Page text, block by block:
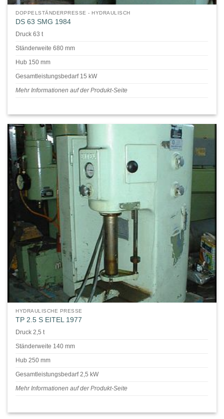
DOPPELSTÄNDERPRESSE - HYDRAULISCH
DS 63 SMG 1984
Druck 63 t
Ständerweite 680 mm
Hub 150 mm
Gesamtleistungsbedarf 15 kW
Mehr Informationen auf der Produkt-Seite
HYDRAULISCHE PRESSE
TP 2.5 S EITEL 1977
Druck 2,5 t
Ständerweite 140 mm
Hub 250 mm
Gesamtleistungsbedarf 2,5 kW
Mehr Informationen auf der Produkt-Seite